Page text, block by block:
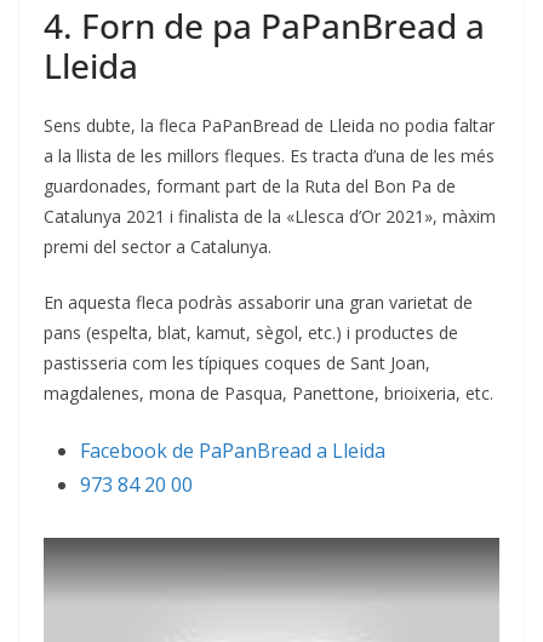
4. Forn de pa PaPanBread a
Lleida
Sens dubte, la fleca PaPanBread de Lleida no podia faltar
a la llista de les millors fleques. Es tracta d’una de les més
guardonades, formant part de la Ruta del Bon Pa de
Catalunya 2021 i finalista de la «Llesca d’Or 2021», màxim
premi del sector a Catalunya.
En aquesta fleca podràs assaborir una gran varietat de
pans (espelta, blat, kamut, sègol, etc.) i productes de
pastisseria com les típiques coques de Sant Joan,
magdalenes, mona de Pasqua, Panettone, brioixeria, etc.
Facebook de PaPanBread a Lleida
973 84 20 00